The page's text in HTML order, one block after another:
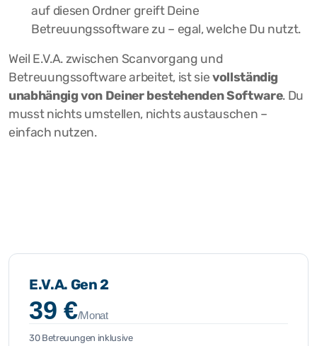
auf diesen Ordner greift Deine
Betreuungssoftware zu – egal, welche Du nutzt.
Weil E.V.A. zwischen Scanvorgang und
Betreuungssoftware arbeitet, ist sie vollständig
unabhängig von Deiner bestehenden Software. Du
musst nichts umstellen, nichts austauschen –
einfach nutzen.
E.V.A. Gen 2
39 €/Monat
30 Betreuungen inklusive